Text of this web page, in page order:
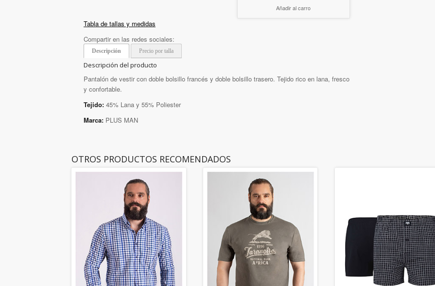
Añadir al carro
Tabla de tallas y medidas
Compartir en las redes sociales:
Descripción Precio por talla
Descripción del producto
Pantalón de vestir con doble bolsillo francés y doble bolsillo trasero. Tejido rico en lana, fresco
y confortable.
Tejido: 45% Lana y 55% Poliester
Marca: PLUS MAN
OTROS PRODUCTOS RECOMENDADOS